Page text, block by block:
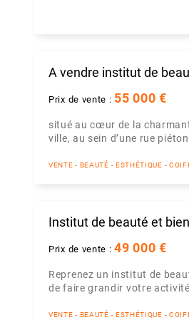
A vendre institut de
Prix de vente : 55 000 €
situé au cœur de la
ville, au sein d’une rue
VENTE - BEAUTÉ - ESTHÉTIQUE -
Institut de beauté et
Prix de vente :49 000 €
Reprenez un institut de
de faire grandir votre
VENTE - BEAUTÉ - ESTHÉTIQUE -